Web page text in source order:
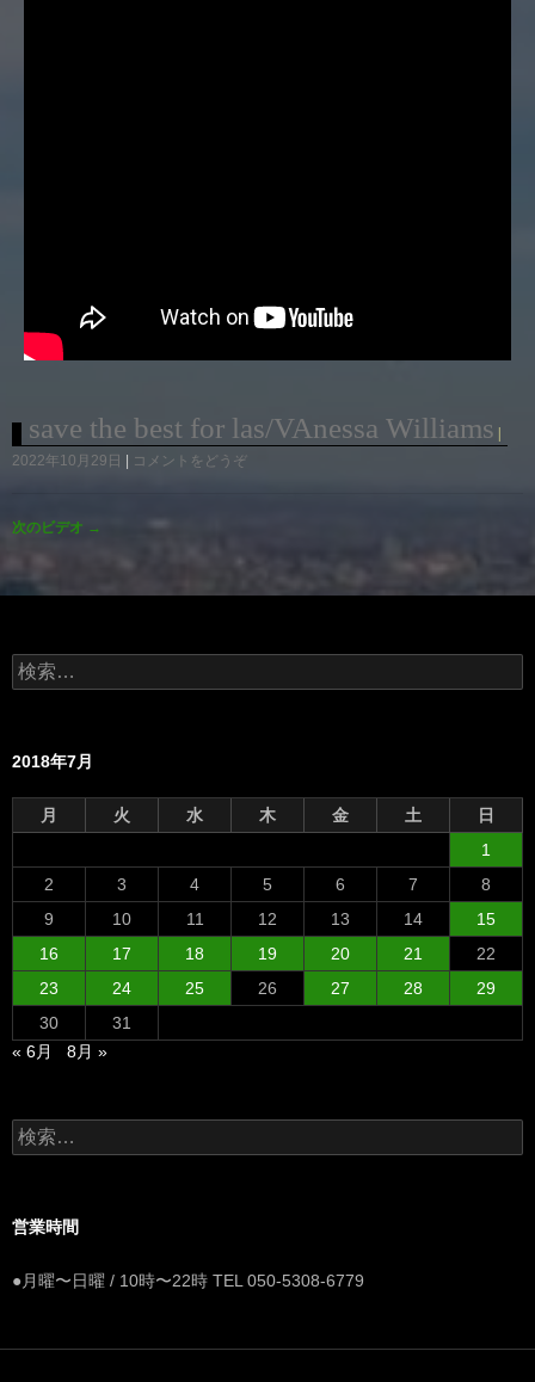
save the best for las/VAnessa Williams
2022年10月29日 コメントをどうぞ
次のビデオ →
検
索:
2018年7月
月 火 水 木 金 土
日
1
2
3 4 5 6 7
8
9
10 11 12 13 14
15
16
17 18 19 20 21
22
23
24 25 26 27 28
29
30
31
« 6月
8月 »
検
索:
営業時間
●月曜〜日曜 / 10時〜22時 TEL 050-5308-6779